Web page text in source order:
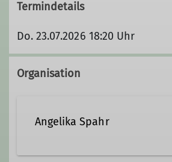
Termindetails
Do. 23.07.2026 18:20 Uhr
Organisation
Angelika Spahr